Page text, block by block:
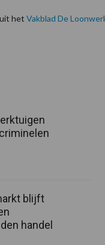
het Vakblad De
blijft
handel